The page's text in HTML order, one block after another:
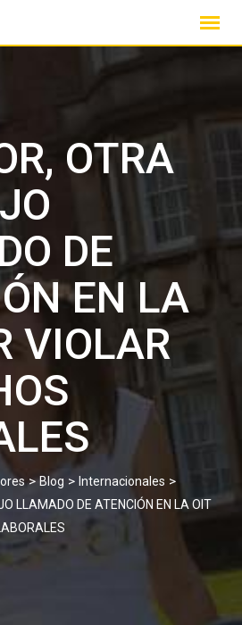
OTRA
DE
EN LA
VIOLAR
>Blog > Internacionales >
LLAMADO DE ATENCIÓN EN LA OIT